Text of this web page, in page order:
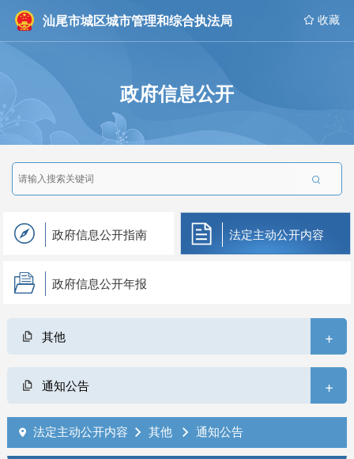
汕尾市城区城市管理和综合执法局  收藏
政府信息公开

政府信息公开指南 法定主动公开内容
政府信息公开年报
其他 +
通知公告 +
 法定主动公开内容  其他  通知公告